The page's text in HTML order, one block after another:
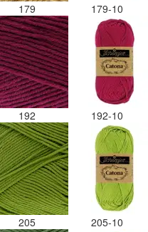
179 179-10
192 192-10
205 205-10